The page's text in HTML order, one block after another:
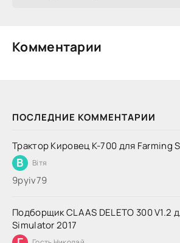
ПОСЛЕДНИЕ КОММЕНТАРИИ
Трактор Кировец К-700 для Farming
В Вітя
9руіv79
Подборщик CLAAS DELETO 300 V1.2
Simulator 2017
Комментарии